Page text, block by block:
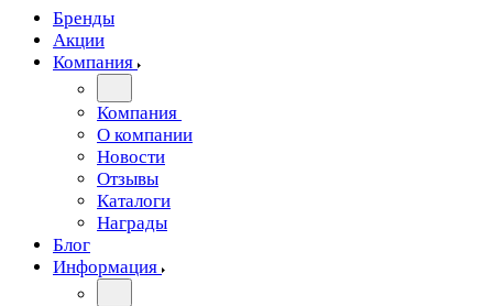
Бренды
Акции
Компания
Компания
О компании
Новости
Отзывы
Каталоги
Награды
Блог
Информация